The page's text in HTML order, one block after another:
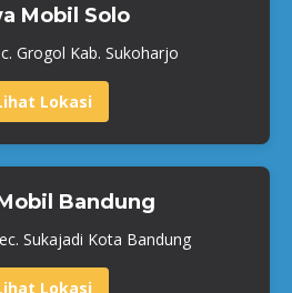
Mobil Solo
Grogol Kab. Sukoharjo
Lokasi
Bandung
Sukajadi Kota Bandung
Lokasi